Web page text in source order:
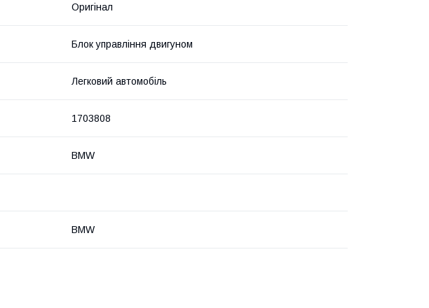
Оригінал
Блок управління двигуном
Легковий автомобіль
1703808
BMW
BMW